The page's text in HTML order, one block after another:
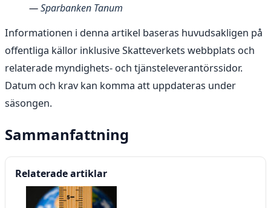
—Sparbanken Tanum
Informationen i denna artikel baseras huvudsakligen på
offentliga källor inklusive Skatteverkets webbplats och
relaterade myndighets- och tjänsteleverantörssidor.
Datum och krav kan komma att uppdateras under
säsongen.
Sammanfattning
Relaterade artiklar